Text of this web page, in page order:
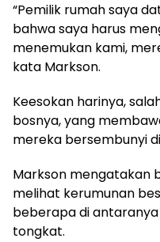
“Pemilik rumah saya
bahwa saya harus
menemukan kami,
kata Markson.
Keesokan harinya,
bosnya, yang
mereka bersembunyi
Markson mengatakan
melihat kerumunan
beberapa di
tongkat.